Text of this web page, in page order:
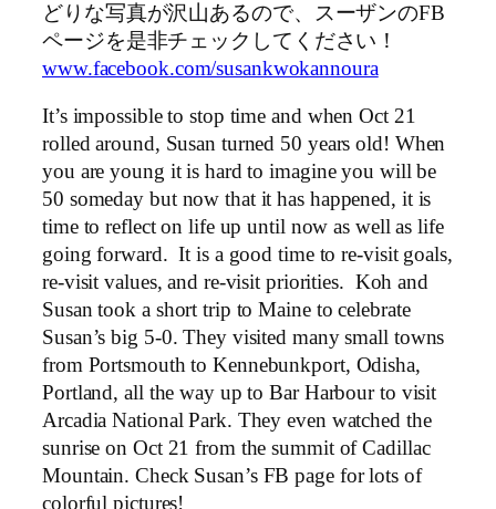
どりな写真が沢山あるので、スーザンのFB
ページを是非チェックしてください！
www.facebook.com/susankwokannoura
It’s impossible to stop time and when Oct 21
rolled around, Susan turned 50 years old! When
you are young it is hard to imagine you will be
50 someday but now that it has happened, it is
time to reflect on life up until now as well as life
going forward. It is a good time to re-visit goals,
re-visit values, and re-visit priorities. Koh and
Susan took a short trip to Maine to celebrate
Susan’s big 5-0. They visited many small towns
from Portsmouth to Kennebunkport, Odisha,
Portland, all the way up to Bar Harbour to visit
Arcadia National Park. They even watched the
sunrise on Oct 21 from the summit of Cadillac
Mountain. Check Susan’s FB page for lots of
colorful pictures!